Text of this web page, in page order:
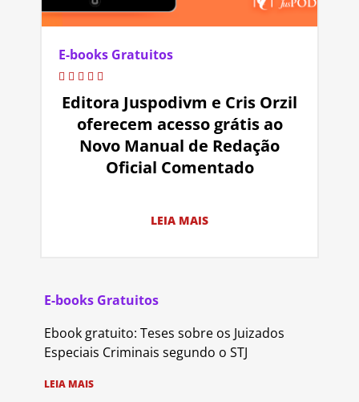
E-books Gratuitos
Editora Juspodivm e Cris Orzil
oferecem acesso grátis ao
Novo Manual de Redação
Oficial Comentado
LEIA MAIS
E-books Gratuitos
Ebook gratuito: Teses sobre os Juizados
Especiais Criminais segundo o STJ
LEIA MAIS